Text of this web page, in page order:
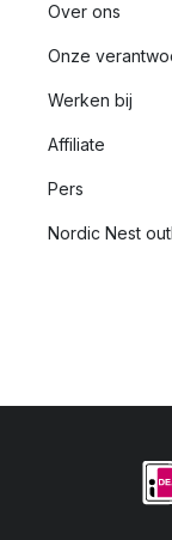
Over ons
Onze
Werken bij
Affiliate
Pers
Nordic Nest